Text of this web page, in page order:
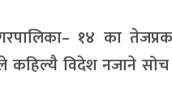
१४ का
कहिल्यै विदेश नजाने सोच